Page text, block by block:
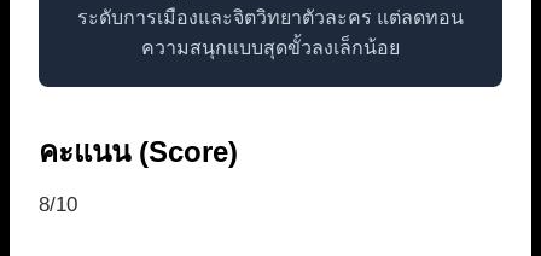
ระดับการเมืองและจิตวิทยาตัวละคร แต่ลดทอน
ความสนุกแบบสุดขั้วลงเล็กน้อย
คะแนน (Score)
8/10